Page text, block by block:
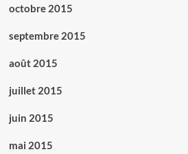
octobre 2015
septembre 2015
août 2015
juillet 2015
juin 2015
mai 2015